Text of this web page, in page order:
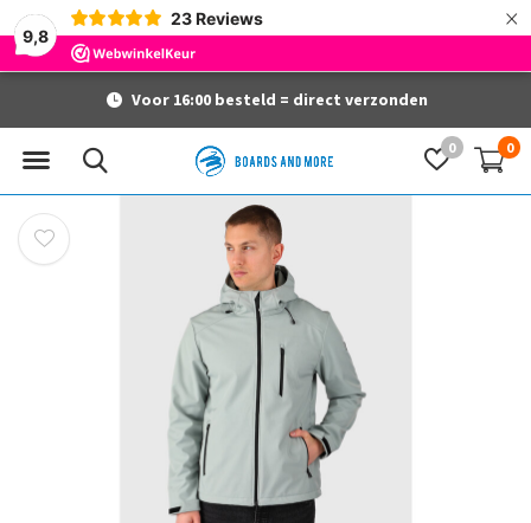
9,8
23 Reviews ×
0 0
Voor 16:00 besteld = direct verzonden